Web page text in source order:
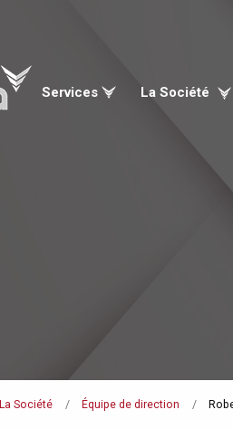
Services La Société
La Société Équipe de direction